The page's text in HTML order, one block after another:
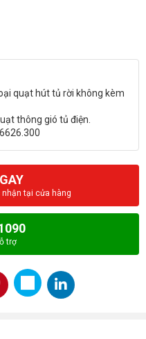
quạt hút tủ rời không kèm
thông gió tủ điện.
tại cửa hàng
trợ